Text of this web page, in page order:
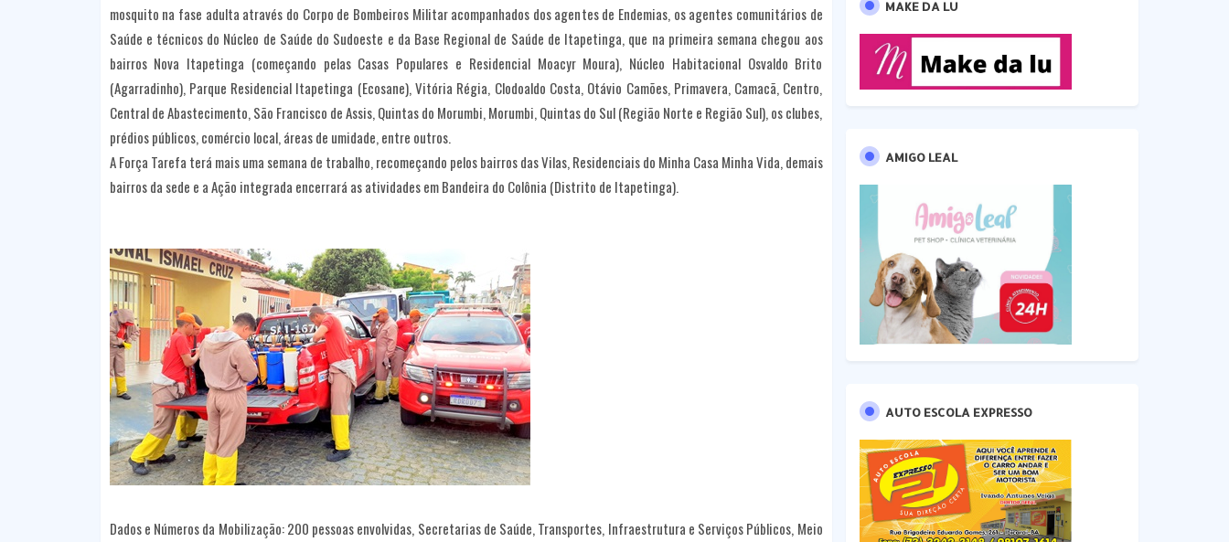
mosquito na fase adulta através do Corpo de Bombeiros Militar acompanhados dos agentes de Endemias, os agentes comunitários de
Saúde e técnicos do Núcleo de Saúde do Sudoeste e da Base Regional de Saúde de Itapetinga, que na primeira semana chegou aos
bairros Nova Itapetinga (começando pelas Casas Populares e Residencial Moacyr Moura), Núcleo Habitacional Osvaldo Brito
(Agarradinho), Parque Residencial Itapetinga (Ecosane), Vitória Régia, Clodoaldo Costa, Otávio Camões, Primavera, Camacã, Centro,
Central de Abastecimento, São Francisco de Assis, Quintas do Morumbi, Morumbi, Quintas do Sul (Região Norte e Região Sul), os clubes,
prédios públicos, comércio local, áreas de umidade, entre outros.
A Força Tarefa terá mais uma semana de trabalho, recomeçando pelos bairros das Vilas, Residenciais do Minha Casa Minha Vida, demais
bairros da sede e a Ação integrada encerrará as atividades em Bandeira do Colônia (Distrito de Itapetinga).
Dados e Números da Mobilização: 200 pessoas envolvidas, Secretarias de Saúde, Transportes, Infraestrutura e Serviços Públicos, Meio
MAKE DA LU
AMIGO LEAL
AUTO ESCOLA EXPRESSO